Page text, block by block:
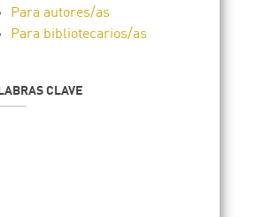
Para autores/as
Para bibliotecarios/as
CLAVE